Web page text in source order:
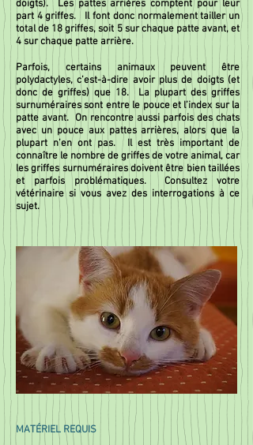
doigts). Les pattes arrières comptent pour leur
part 4 griffes. Il font donc normalement tailler un
total de 18 griffes, soit 5 sur chaque patte avant, et
4 sur chaque patte arrière.
Parfois, certains animaux peuvent être
polydactyles, c’est-à-dire avoir plus de doigts (et
donc de griffes) que 18. La plupart des griffes
surnuméraires sont entre le pouce et l’index sur la
patte avant. On rencontre aussi parfois des chats
avec un pouce aux pattes arrières, alors que la
plupart n’en ont pas. Il est très important de
connaître le nombre de griffes de votre animal, car
les griffes surnuméraires doivent être bien taillées
et parfois problématiques. Consultez votre
vétérinaire si vous avez des interrogations à ce
sujet.
MATÉRIEL REQUIS